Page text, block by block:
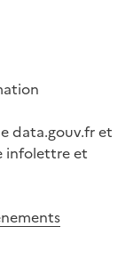
data.gouv.fr et
infolettre et